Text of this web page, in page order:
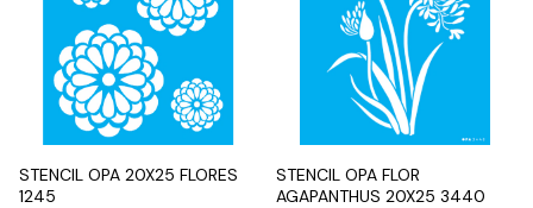
STENCIL OPA 20X25 FLORES
1245
STENCIL OPA FLOR
AGAPANTHUS 20X25 3440